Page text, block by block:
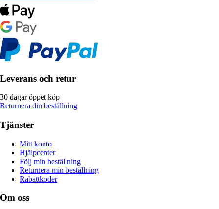
Leverans och retur
30 dagar öppet köp
Returnera din beställning
Tjänster
Mitt konto
Hjälpcenter
Följ min beställning
Returnera min beställning
Rabattkoder
Om oss